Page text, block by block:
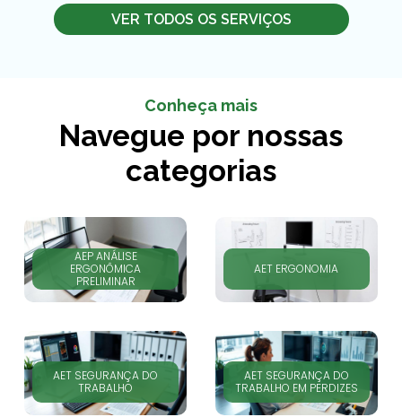
VER TODOS OS SERVIÇOS
Conheça mais
Navegue por nossas
categorias
AEP ANÁLISE
ERGONÔMICA
PRELIMINAR
AET ERGONOMIA
AET SEGURANÇA DO
TRABALHO
AET SEGURANÇA DO
TRABALHO EM PERDIZES